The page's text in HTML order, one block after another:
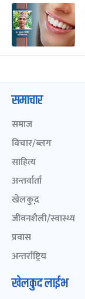
समाचार
समाज
विचार/ब्लग
साहित्य
अन्तर्वार्ता
खेलकुद़़
जीवनशैली/स्वास्थ्य
प्रवास
अन्तर्राष्ट्रिय
खेलकुद लाईभ